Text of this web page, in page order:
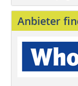
Anbieter